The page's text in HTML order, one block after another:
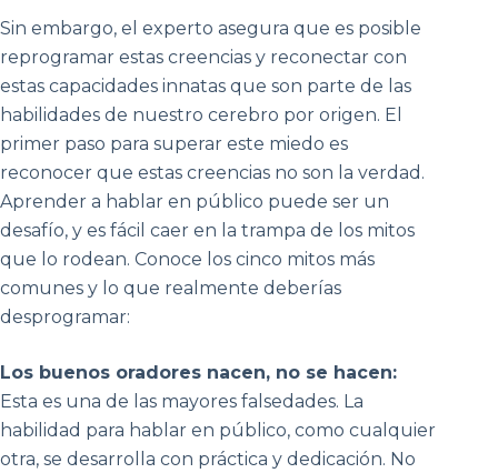
Sin embargo, el experto asegura que es posible
reprogramar estas creencias y reconectar con
estas capacidades innatas que son parte de las
habilidades de nuestro cerebro por origen. El
primer paso para superar este miedo es
reconocer que estas creencias no son la verdad.
Aprender a hablar en público puede ser un
desafío, y es fácil caer en la trampa de los mitos
que lo rodean. Conoce los cinco mitos más
comunes y lo que realmente deberías
desprogramar:
Los buenos oradores nacen, no se hacen:
Esta es una de las mayores falsedades. La
habilidad para hablar en público, como cualquier
otra, se desarrolla con práctica y dedicación. No